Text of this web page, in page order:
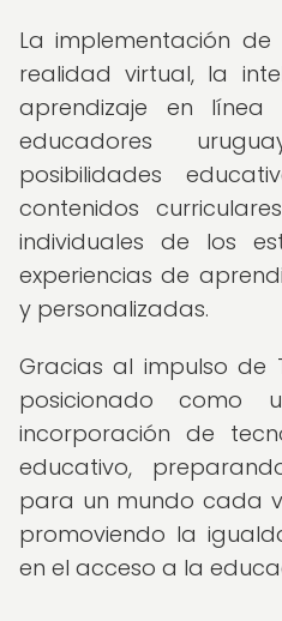
La implementación
realidad virtual, la
aprendizaje en
educadores
posibilidades
contenidos
individuales de los
experiencias de
y personalizadas.
Gracias al impulso de
posicionado como
incorporación de
educativo,
para un mundo cada
promoviendo la
en el acceso a la